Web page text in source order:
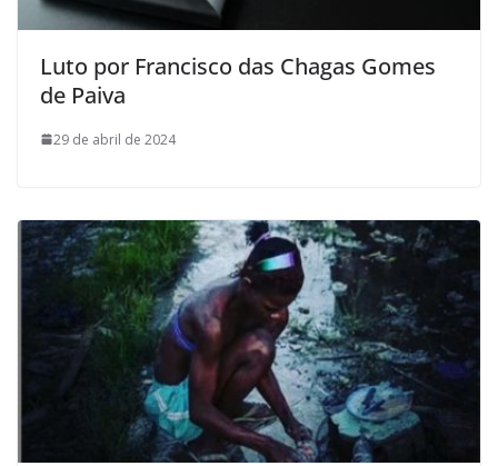
Luto por Francisco das Chagas Gomes
de Paiva
29 de abril de 2024